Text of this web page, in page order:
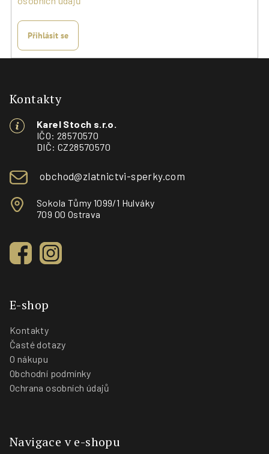
Přihlásit se
Kontakty
Karel Stoch s.r.o.
IČO: 28570570
DIČ: CZ28570570
obchod@zlatnictvi-sperky.com
Sokola Tůmy 1099/1 Hulváky
709 00 Ostrava
E-shop
Kontakty
Časté dotazy
O nákupu
Obchodní podmínky
Ochrana osobních údajů
Navigace v e-shopu